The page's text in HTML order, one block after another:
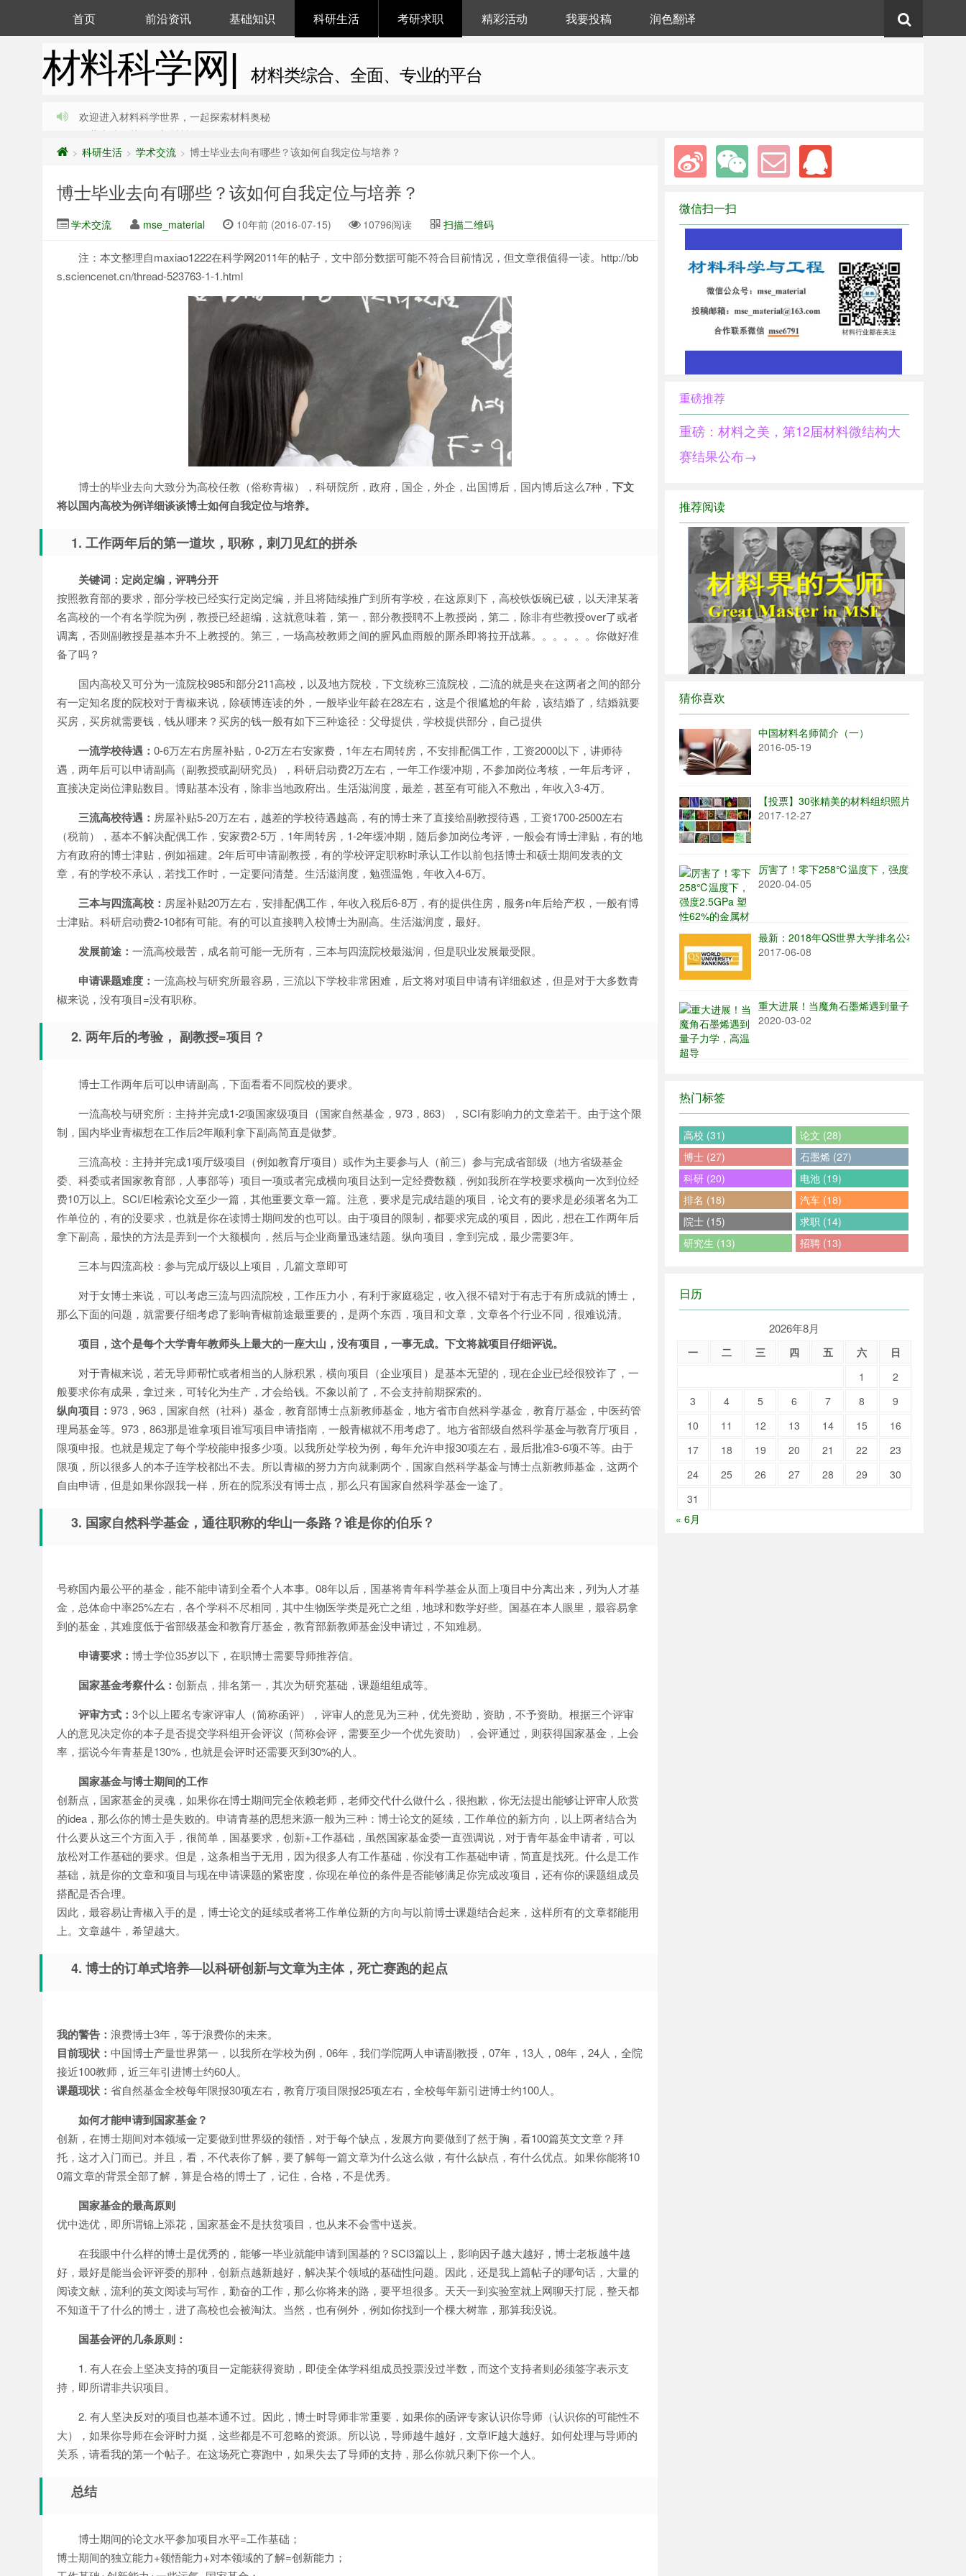
材料科学网| 材料类综合、全面、专业的平台
首页 前沿资讯 基础知识 科研生活 考研求职 精彩活动 我要投稿 润色翻译
欢迎进入材料科学世界，一起探索材料奥秘
收藏本站，获取最新材料前沿资讯
> 科研生活 > 学术交流 > 博士毕业去向有哪些？该如何自我定位与培养？
博士毕业去向有哪些？该如何自我定位与培养？
学术交流 mse_material 10年前 (2016-07-15) 10796阅读 扫描二维码
注：本文整理自maxiao1222在科学网2011年的帖子，文中部分数据可能不符合目前情况，但文章很值得一读。http://bb
s.sciencenet.cn/thread-523763-1-1.html
博士的毕业去向大致分为高校任教（俗称青椒），科研院所，政府，国企，外企，出国博后，国内博后这么7种， 下文
将以国内高校为例详细谈谈博士如何自我定位与培养。
1. 工作两年后的第一道坎，职称，刺刀见红的拼杀
关键词：定岗定编，评聘分开
按照教育部的要求，部分学校已经实行定岗定编，并且将陆续推广到所有学校，在这原则下，高校铁饭碗已破，以天津某著
名高校的一个有名学院为例，教授已经超编，这就意味着，第一，部分教授聘不上教授岗，第二，除非有些教授over了或者
调离，否则副教授是基本升不上教授的。第三，一场高校教师之间的腥风血雨般的厮杀即将拉开战幕。。。。。。你做好准
备了吗？
国内高校又可分为一流院校985和部分211高校，以及地方院校，下文统称三流院校，二流的就是夹在这两者之间的部分
有一定知名度的院校对于青椒来说，除硕博连读的外，一般毕业年龄在28左右，这是个很尴尬的年龄，该结婚了，结婚就要
买房，买房就需要钱，钱从哪来？买房的钱一般有如下三种途径：父母提供，学校提供部分，自己提供
一流学校待遇： 0-6万左右房屋补贴，0-2万左右安家费，1年左右周转房，不安排配偶工作，工资2000以下，讲师待
遇，两年后可以申请副高（副教授或副研究员），科研启动费2万左右，一年工作缓冲期，不参加岗位考核，一年后考评，
直接决定岗位津贴数目。博贴基本没有，除非当地政府出。生活滋润度，最差，甚至有可能入不敷出，年收入3-4万。
三流高校待遇： 房屋补贴5-20万左右，越差的学校待遇越高，有的博士来了直接给副教授待遇，工资1700-2500左右
（税前），基本不解决配偶工作，安家费2-5万，1年周转房，1-2年缓冲期，随后参加岗位考评，一般会有博士津贴，有的地
方有政府的博士津贴，例如福建。2年后可申请副教授，有的学校评定职称时承认工作以前包括博士和硕士期间发表的文
章，有的学校不承认，若找工作时，一定要问清楚。生活滋润度，勉强温饱，年收入4-6万。
三本与四流高校： 房屋补贴20万左右，安排配偶工作，年收入税后6-8万，有的提供住房，服务n年后给产权，一般有博
士津贴。科研启动费2-10都有可能。有的可以直接聘入校博士为副高。生活滋润度，最好。
发展前途： 一流高校最苦，成名前可能一无所有，三本与四流院校最滋润，但是职业发展最受限。
申请课题难度： 一流高校与研究所最容易，三流以下学校非常困难，后文将对项目申请有详细叙述，但是对于大多数青
椒来说，没有项目=没有职称。
2. 两年后的考验， 副教授=项目？
博士工作两年后可以申请副高，下面看看不同院校的要求。
一流高校与研究所：主持并完成1-2项国家级项目（国家自然基金，973，863），SCI有影响力的文章若干。由于这个限
制，国内毕业青椒想在工作后2年顺利拿下副高简直是做梦。
三流高校：主持并完成1项厅级项目（例如教育厅项目）或作为主要参与人（前三）参与完成省部级（地方省级基金
委、科委或者国家教育部，人事部等）项目一项或者完成横向项目达到一定经费数额，例如我所在学校要求横向一次到位经
费10万以上。SCI/EI检索论文至少一篇，其他重要文章一篇。注意，要求是完成结题的项目，论文有的要求是必须署名为工
作单位的，有的没要求，也就是你在读博士期间发的也可以。由于项目的限制，都要求完成的项目，因此，想在工作两年后
拿下副高，最快的方法是弄到一个大额横向，然后与企业商量迅速结题。纵向项目，拿到完成，最少需要3年。
三本与四流高校：参与完成厅级以上项目，几篇文章即可
对于女博士来说，可以考虑三流与四流院校，工作压力小，有利于家庭稳定，收入很不错对于有志于有所成就的博士，
那么下面的问题，就需要仔细考虑了影响青椒前途最重要的，是两个东西，项目和文章，文章各个行业不同，很难说清。
项目，这个是每个大学青年教师头上最大的一座大山，没有项目，一事无成。下文将就项目仔细评说。
对于青椒来说，若无导师帮忙或者相当的人脉积累，横向项目（企业项目）是基本无望的，现在企业已经很狡诈了，一
般要求你有成果，拿过来，可转化为生产，才会给钱。不象以前了，不会支持前期探索的。
纵向项目： 973，963，国家自然（社科）基金，教育部博士点新教师基金，地方省市自然科学基金，教育厅基金，中医药管
理局基金等。973，863那是谁拿项目谁写项目申请指南，一般青椒就不用考虑了。地方省部级自然科学基金与教育厅项目，
限项申报。也就是规定了每个学校能申报多少项。以我所处学校为例，每年允许申报30项左右，最后批准3-6项不等。由于
限项，所以很多人的本子连学校都出不去。所以青椒的努力方向就剩两个，国家自然科学基金与博士点新教师基金，这两个
自由申请，但是如果你跟我一样，所在的院系没有博士点，那么只有国家自然科学基金一途了。
3. 国家自然科学基金，通往职称的华山一条路？谁是你的伯乐？
号称国内最公平的基金，能不能申请到全看个人本事。08年以后，国基将青年科学基金从面上项目中分离出来，列为人才基
金，总体命中率25%左右，各个学科不尽相同，其中生物医学类是死亡之组，地球和数学好些。国基在本人眼里，最容易拿
到的基金，其难度低于省部级基金和教育厅基金，教育部新教师基金没申请过，不知难易。
申请要求： 博士学位35岁以下，在职博士需要导师推荐信。
国家基金考察什么： 创新点，排名第一，其次为研究基础，课题组组成等。
评审方式： 3个以上匿名专家评审人（简称函评），评审人的意见为三种，优先资助，资助，不予资助。根据三个评审
人的意见决定你的本子是否提交学科组开会评议（简称会评，需要至少一个优先资助），会评通过，则获得国家基金，上会
率，据说今年青基是130%，也就是会评时还需要灭到30%的人。
国家基金与博士期间的工作
创新点，国家基金的灵魂，如果你在博士期间完全依赖老师，老师交代什么做什么，很抱歉，你无法提出能够让评审人欣赏
的idea，那么你的博士是失败的。申请青基的思想来源一般为三种：博士论文的延续，工作单位的新方向，以上两者结合为
什么要从这三个方面入手，很简单，国基要求，创新+工作基础，虽然国家基金委一直强调说，对于青年基金申请者，可以
放松对工作基础的要求。但是，这条相当于无用，因为很多人有工作基础，你没有工作基础申请，简直是找死。什么是工作
基础，就是你的文章和项目与现在申请课题的紧密度，你现在单位的条件是否能够满足你完成改项目，还有你的课题组成员
搭配是否合理。
因此，最容易让青椒入手的是，博士论文的延续或者将工作单位新的方向与以前博士课题结合起来，这样所有的文章都能用
上。文章越牛，希望越大。
4. 博士的订单式培养—以科研创新与文章为主体，死亡赛跑的起点
我的警告： 浪费博士3年，等于浪费你的未来。
目前现状： 中国博士产量世界第一，以我所在学校为例，06年，我们学院两人申请副教授，07年，13人，08年，24人，全院
接近100教师，近三年引进博士约60人。
课题现状： 省自然基金全校每年限报30项左右，教育厅项目限报25项左右，全校每年新引进博士约100人。
如何才能申请到国家基金？
创新，在博士期间对本领域一定要做到世界级的领悟，对于每个缺点，发展方向要做到了然于胸，看100篇英文文章？拜
托，这才入门而已。并且，看，不代表你了解，要了解每一篇文章为什么这么做，有什么缺点，有什么优点。如果你能将10
0篇文章的背景全部了解，算是合格的博士了，记住，合格，不是优秀。
国家基金的最高原则
优中选优，即所谓锦上添花，国家基金不是扶贫项目，也从来不会雪中送炭。
在我眼中什么样的博士是优秀的，能够一毕业就能申请到国基的？SCI3篇以上，影响因子越大越好，博士老板越牛越
好，最好是能当会评评委的那种，创新点越新越好，解决某个领域的基础性问题。因此，还是我上篇帖子的哪句话，大量的
阅读文献，流利的英文阅读与写作，勤奋的工作，那么你将来的路，要平坦很多。天天一到实验室就上网聊天打屁，整天都
不知道干了什么的博士，进了高校也会被淘汰。当然，也有例外，例如你找到一个棵大树靠，那算我没说。
国基会评的几条原则：
1. 有人在会上坚决支持的项目一定能获得资助，即使全体学科组成员投票没过半数，而这个支持者则必须签字表示支
持，即所谓非共识项目。
2. 有人坚决反对的项目也基本通不过。因此，博士时导师非常重要，如果你的函评专家认识你导师（认识你的可能性不
大），如果你导师在会评时力挺，这些都是不可忽略的资源。所以说，导师越牛越好，文章IF越大越好。如何处理与导师的
关系，请看我的第一个帖子。在这场死亡赛跑中，如果失去了导师的支持，那么你就只剩下你一个人。
总结
博士期间的论文水平参加项目水平=工作基础；
博士期间的独立能力+领悟能力+对本领域的了解=创新能力；
微信扫一扫
重磅推荐
重磅：材料之美，第12届材料微结构大
赛结果公布→
推荐阅读
猜你喜欢
中国材料名师简介（一）
2016-05-19
【投票】30张精美的材料组织照片，你喜欢哪
2017-12-27
厉害了！零下258℃温度下，强度2.5GPa 塑
2020-04-05
最新：2018年QS世界大学排名公布，中国内
2017-06-08
重大进展！当魔角石墨烯遇到量子力学，高温
2020-03-02
热门标签
高校 (31)
论文 (28)
博士 (27)
石墨烯 (27)
科研 (20)
电池 (19)
排名 (18)
汽车 (18)
院士 (15)
求职 (14)
研究生 (13)
招聘 (13)
日历
2026年8月
一 二 三 四 五 六
日
1
2
3
4 5 6 7 8
9
10
11 12 13 14 15
16
17
18 19 20 21 22
23
24
25 26 27 28 29
30
31
« 6月